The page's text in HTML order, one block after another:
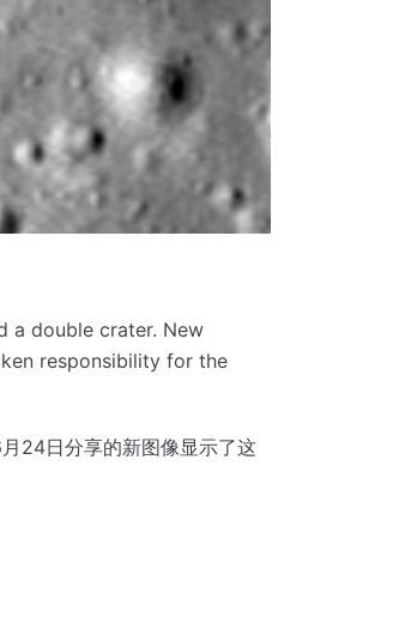
a double crater. New
responsibility for the
24日分享的新图像显示了这